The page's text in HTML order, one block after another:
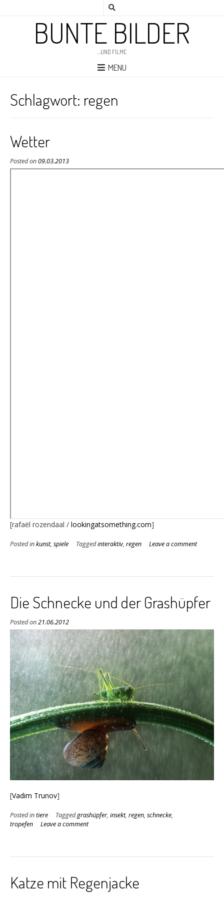
BUNTE BILDER
…UND FILME
MENU
Schlagwort: regen
Wetter
Posted on09.03.2013
[rafaël rozendaal / lookingatsomething.com]
Posted inkunst, spiele Taggedinteraktiv, regen Leave a comment
Die Schnecke und der Grashüpfer
Posted on21.06.2012
[Vadim Trunov]
Posted intiere Taggedgrashüpfer, insekt, regen, schnecke,
tropefen
Leave a comment
Katze mit Regenjacke